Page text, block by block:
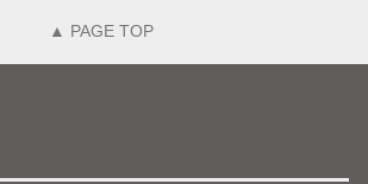
▲ PAGE TOP